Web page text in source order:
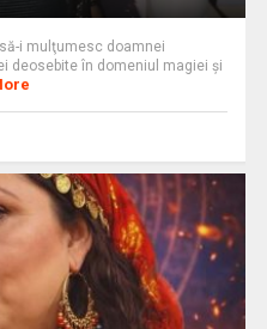
i mulţumesc doamnei
deosebite în domeniul magiei şi